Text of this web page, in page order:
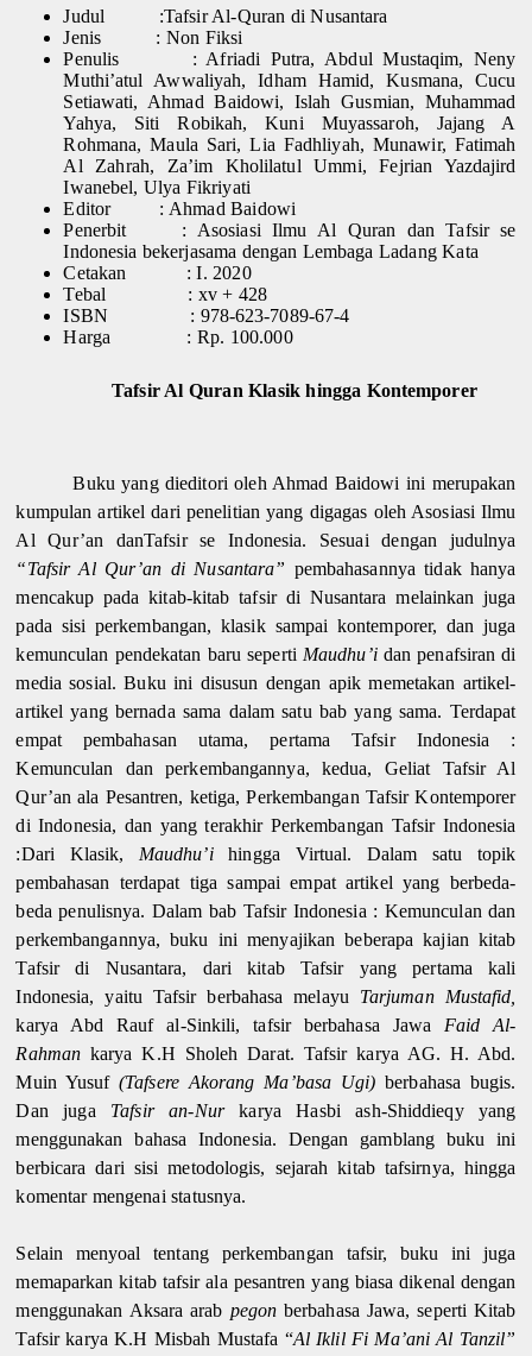
Judul :Tafsir Al-Quran di Nusantara
Jenis : Non Fiksi
Penulis : Afriadi Putra, Abdul Mustaqim, Neny
Muthi’atul Awwaliyah, Idham Hamid, Kusmana, Cucu
Setiawati, Ahmad Baidowi, Islah Gusmian, Muhammad
Yahya, Siti Robikah, Kuni Muyassaroh, Jajang A
Rohmana, Maula Sari, Lia Fadhliyah, Munawir, Fatimah
Al Zahrah, Za’im Kholilatul Ummi, Fejrian Yazdajird
Iwanebel, Ulya Fikriyati
Editor : Ahmad Baidowi
Penerbit : Asosiasi Ilmu Al Quran dan Tafsir se
Indonesia bekerjasama dengan Lembaga Ladang Kata
Cetakan : I. 2020
Tebal : xv + 428
ISBN : 978-623-7089-67-4
Harga : Rp. 100.000
Tafsir Al Quran Klasik hingga Kontemporer
Buku yang dieditori oleh Ahmad Baidowi ini merupakan
kumpulan artikel dari penelitian yang digagas oleh Asosiasi Ilmu
Al Qur’an danTafsir se Indonesia. Sesuai dengan judulnya
“Tafsir Al Qur’an di Nusantara” pembahasannya tidak hanya
mencakup pada kitab-kitab tafsir di Nusantara melainkan juga
pada sisi perkembangan, klasik sampai kontemporer, dan juga
kemunculan pendekatan baru seperti Maudhu’idan penafsiran di
media sosial. Buku ini disusun dengan apik memetakan artikel-
artikel yang bernada sama dalam satu bab yang sama. Terdapat
empat pembahasan utama, pertama Tafsir Indonesia :
Kemunculan dan perkembangannya, kedua, Geliat Tafsir Al
Qur’an ala Pesantren, ketiga, Perkembangan Tafsir Kontemporer
di Indonesia, dan yang terakhir Perkembangan Tafsir Indonesia
:Dari Klasik, Maudhu’ihingga Virtual. Dalam satu topik
pembahasan terdapat tiga sampai empat artikel yang berbeda-
beda penulisnya. Dalam bab Tafsir Indonesia : Kemunculan dan
perkembangannya, buku ini menyajikan beberapa kajian kitab
Tafsir di Nusantara, dari kitab Tafsir yang pertama kali
Indonesia, yaitu Tafsir berbahasa melayu Tarjuman Mustafid,
karya Abd Rauf al-Sinkili, tafsir berbahasa Jawa Faid Al-
Rahman karya K.H Sholeh Darat. Tafsir karya AG. H. Abd.
Muin Yusuf(Tafsere Akorang Ma’basa Ugi) berbahasa bugis.
Dan juga Tafsir an-Nurkarya Hasbi ash-Shiddieqy yang
menggunakan bahasa Indonesia. Dengan gamblang buku ini
berbicara dari sisi metodologis, sejarah kitab tafsirnya, hingga
komentar mengenai statusnya.
Selain menyoal tentang perkembangan tafsir, buku ini juga
memaparkan kitab tafsir ala pesantren yang biasa dikenal dengan
menggunakan Aksara arab pegon berbahasa Jawa, seperti Kitab
Tafsir karya K.H Misbah Mustafa “Al Iklil Fi Ma’ani Al Tanzil”